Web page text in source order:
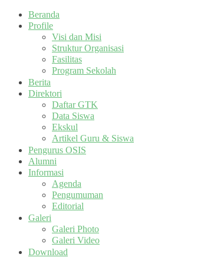
Beranda
Profile
Visi dan Misi
Struktur Organisasi
Fasilitas
Program Sekolah
Berita
Direktori
Daftar GTK
Data Siswa
Ekskul
Artikel Guru & Siswa
Pengurus OSIS
Alumni
Informasi
Agenda
Pengumuman
Editorial
Galeri
Galeri Photo
Galeri Video
Download